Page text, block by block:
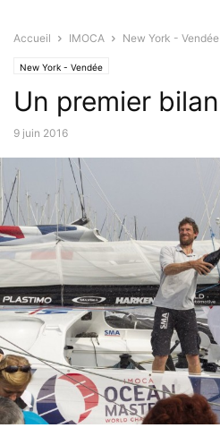
Accueil IMOCA New York - Vendée
New York - Vendée
Un premier bilan
9 juin 2016